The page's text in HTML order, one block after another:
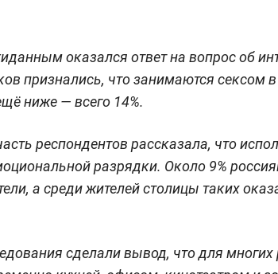
оказался ответ на вопрос об
признались, что занимаются сексом
ниже — всего 14%.
респондентов рассказала, что
разрядки. Около 9%
а среди жителей столицы таких
сделали вывод, что для многих